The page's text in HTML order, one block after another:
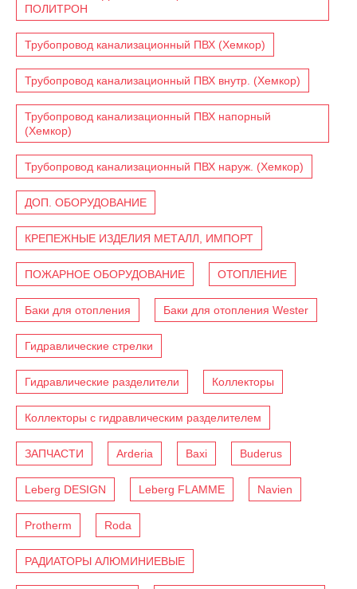
ПОЛИТРОН
Трубопровод канализационный ПВХ (Хемкор)
Трубопровод канализационный ПВХ внутр. (Хемкор)
Трубопровод канализационный ПВХ напорный
(Хемкор)
Трубопровод канализационный ПВХ наруж. (Хемкор)
ДОП. ОБОРУДОВАНИЕ
КРЕПЕЖНЫЕ ИЗДЕЛИЯ МЕТАЛЛ, ИМПОРТ
ПОЖАРНОЕ ОБОРУДОВАНИЕ ОТОПЛЕНИЕ
Баки для отопления Баки для отопления Wester
Гидравлические стрелки
Гидравлические разделители Коллекторы
Коллекторы с гидравлическим разделителем
ЗАПЧАСТИ Arderia Baxi Buderus
Leberg DESIGN Leberg FLAMME Navien
Protherm Roda
РАДИАТОРЫ АЛЮМИНИЕВЫЕ